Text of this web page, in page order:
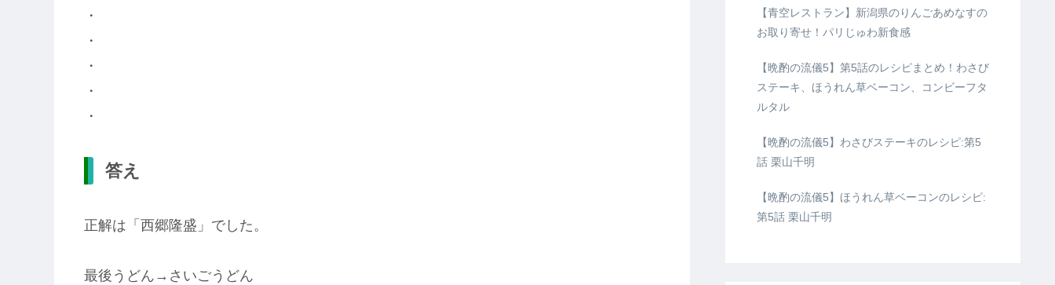
・
・
・
・
・
答え
正解は「西郷隆盛」でした。
最後うどん→さいごうどん
【青空レストラン】新潟県のりんごあめなすの
お取り寄せ！パリじゅわ新食感
【晩酌の流儀5】第5話のレシピまとめ！わさび
ステーキ、ほうれん草ベーコン、コンビーフタ
ルタル
【晩酌の流儀5】わさびステーキのレシピ:第5
話 栗山千明
【晩酌の流儀5】ほうれん草ベーコンのレシピ:
第5話 栗山千明